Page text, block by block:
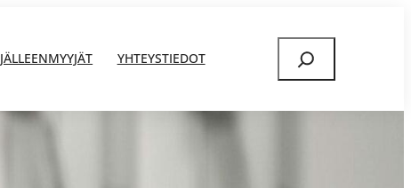
JÄLLEENMYYJÄT YHTEYSTIEDOT